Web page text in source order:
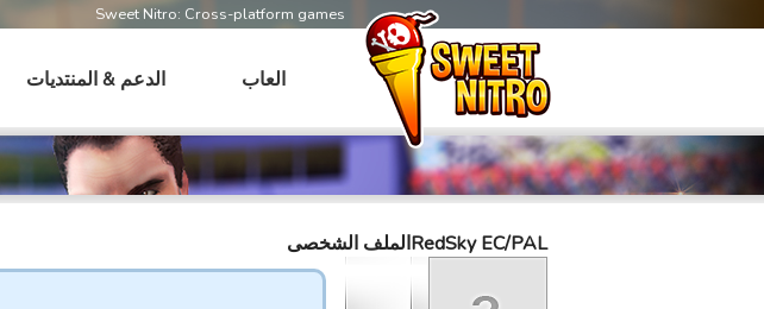
Sweet Nitro: Cross-platform games
العاب الدعم & المنتديات
RedSky EC/PALالملف الشخصى